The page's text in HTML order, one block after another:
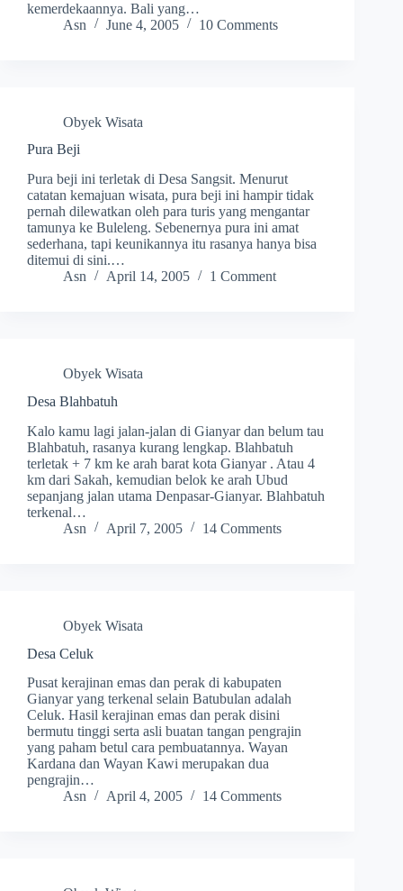
kemerdekaannya. Bali yang…
Asn
June 4, 2005 10 Comments
Obyek Wisata
Pura Beji
Pura beji ini terletak di Desa Sangsit. Menurut
catatan kemajuan wisata, pura beji ini hampir tidak
pernah dilewatkan oleh para turis yang mengantar
tamunya ke Buleleng. Sebenernya pura ini amat
sederhana, tapi keunikannya itu rasanya hanya bisa
ditemui di sini.…
Asn
April 14, 2005 1 Comment
Obyek Wisata
Desa Blahbatuh
Kalo kamu lagi jalan-jalan di Gianyar dan belum tau
Blahbatuh, rasanya kurang lengkap. Blahbatuh
terletak + 7 km ke arah barat kota Gianyar . Atau 4
km dari Sakah, kemudian belok ke arah Ubud
sepanjang jalan utama Denpasar-Gianyar. Blahbatuh
terkenal…
Asn
April 7, 2005 14 Comments
Obyek Wisata
Desa Celuk
Pusat kerajinan emas dan perak di kabupaten
Gianyar yang terkenal selain Batubulan adalah
Celuk. Hasil kerajinan emas dan perak disini
bermutu tinggi serta asli buatan tangan pengrajin
yang paham betul cara pembuatannya. Wayan
Kardana dan Wayan Kawi merupakan dua
pengrajin…
Asn
April 4, 2005 14 Comments